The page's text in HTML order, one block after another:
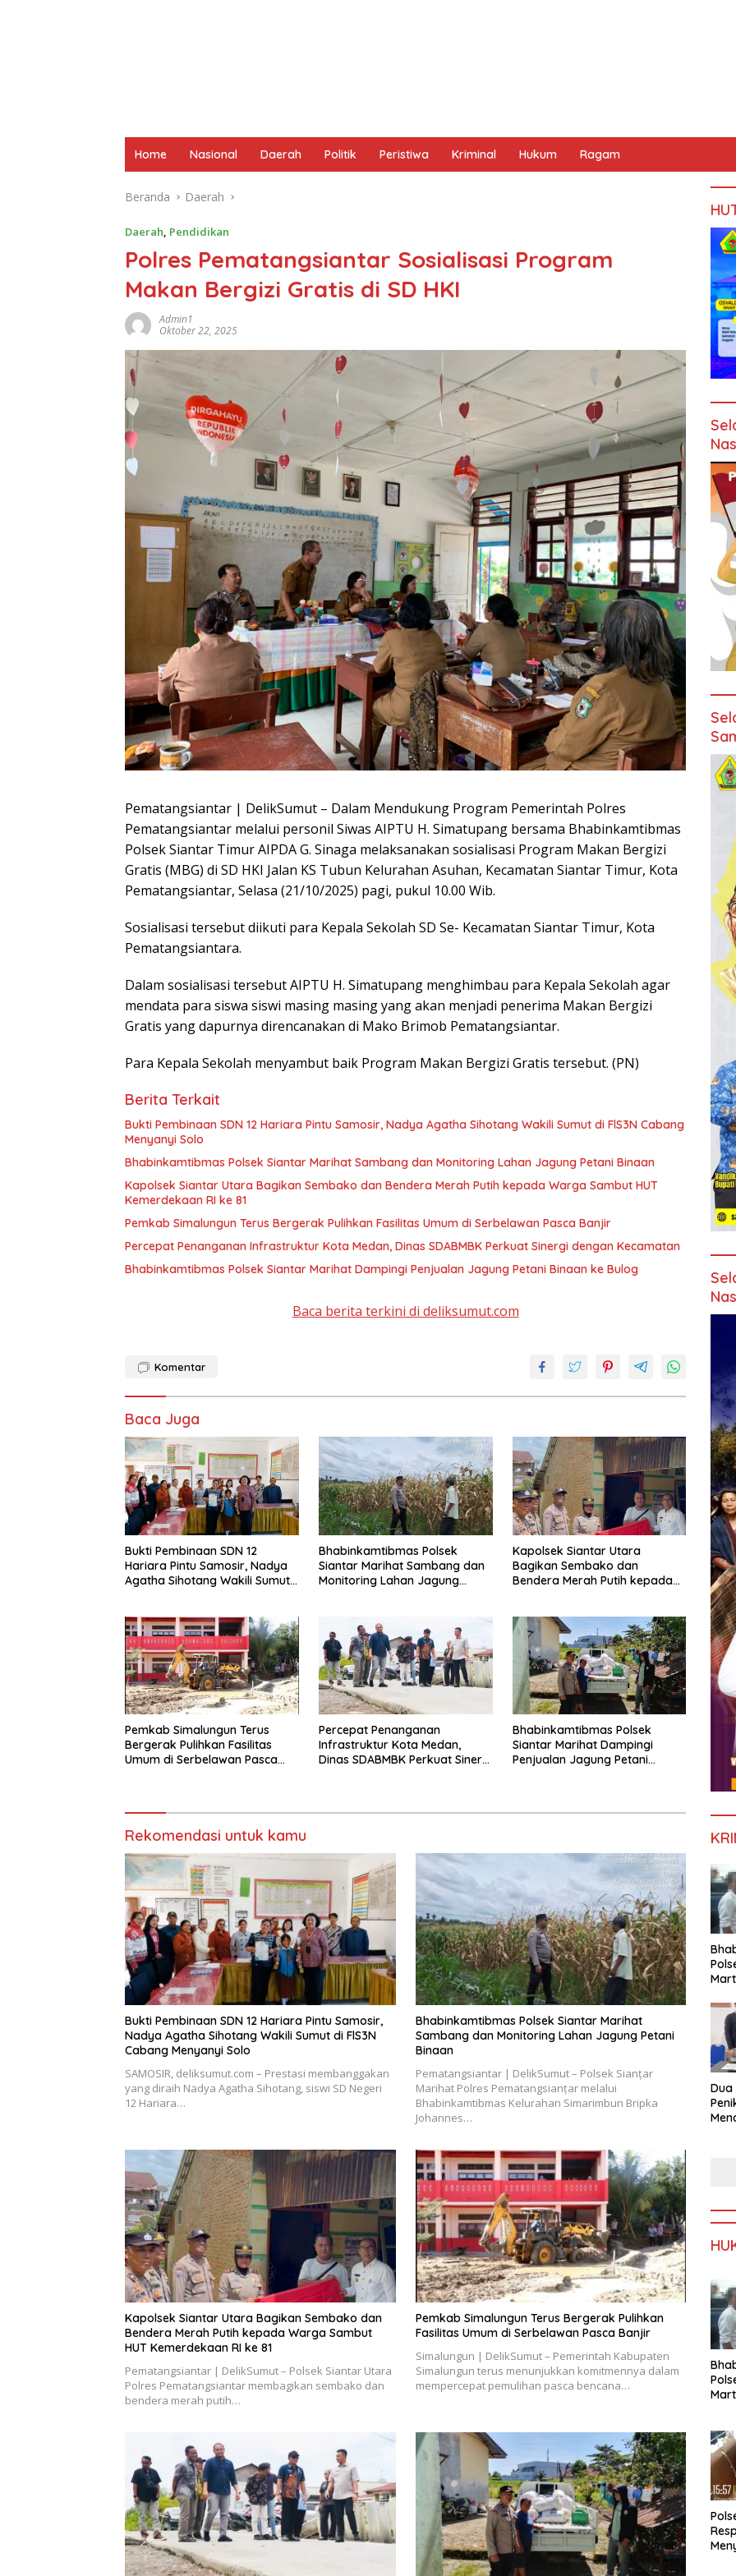
Home Nasional Daerah Politik Peristiwa Kriminal Hukum Ragam
Beranda Daerah
Daerah, Pendidikan
Polres Pematangsiantar Sosialisasi Program
Makan Bergizi Gratis di SD HKI
Admin1
Oktober 22, 2025
Pematangsiantar | DelikSumut – Dalam Mendukung Program Pemerintah Polres
Pematangsiantar melalui personil Siwas AIPTU H. Simatupang bersama Bhabinkamtibmas
Polsek Siantar Timur AIPDA G. Sinaga melaksanakan sosialisasi Program Makan Bergizi
Gratis (MBG) di SD HKI Jalan KS Tubun Kelurahan Asuhan, Kecamatan Siantar Timur, Kota
Pematangsiantar, Selasa (21/10/2025) pagi, pukul 10.00 Wib.
Sosialisasi tersebut diikuti para Kepala Sekolah SD Se- Kecamatan Siantar Timur, Kota
Pematangsiantara.
Dalam sosialisasi tersebut AIPTU H. Simatupang menghimbau para Kepala Sekolah agar
mendata para siswa siswi masing masing yang akan menjadi penerima Makan Bergizi
Gratis yang dapurnya direncanakan di Mako Brimob Pematangsiantar.
Para Kepala Sekolah menyambut baik Program Makan Bergizi Gratis tersebut. (PN)
Berita Terkait
Bukti Pembinaan SDN 12 Hariara Pintu Samosir, Nadya Agatha Sihotang Wakili Sumut di FlS3N Cabang
Menyanyi Solo
Bhabinkamtibmas Polsek Siantar Marihat Sambang dan Monitoring Lahan Jagung Petani Binaan
Kapolsek Siantar Utara Bagikan Sembako dan Bendera Merah Putih kepada Warga Sambut HUT
Kemerdekaan RI ke 81
Pemkab Simalungun Terus Bergerak Pulihkan Fasilitas Umum di Serbelawan Pasca Banjir
Percepat Penanganan Infrastruktur Kota Medan, Dinas SDABMBK Perkuat Sinergi dengan Kecamatan
Bhabinkamtibmas Polsek Siantar Marihat Dampingi Penjualan Jagung Petani Binaan ke Bulog
Baca berita terkini di deliksumut.com
Komentar
Baca Juga
Bukti Pembinaan SDN 12
Hariara Pintu Samosir, Nadya
Agatha Sihotang Wakili Sumut
Bhabinkamtibmas Polsek
Siantar Marihat Sambang dan
Monitoring Lahan Jagung
Kapolsek Siantar Utara
Bagikan Sembako dan
Bendera Merah Putih kepada
Pemkab Simalungun Terus
Bergerak Pulihkan Fasilitas
Umum di Serbelawan Pasca
Percepat Penanganan
Infrastruktur Kota Medan,
Dinas SDABMBK Perkuat Sinergi
Bhabinkamtibmas Polsek
Siantar Marihat Dampingi
Penjualan Jagung Petani
Rekomendasi untuk kamu
Bukti Pembinaan SDN 12 Hariara Pintu Samosir,
Nadya Agatha Sihotang Wakili Sumut di FlS3N
Cabang Menyanyi Solo
SAMOSIR, deliksumut.com – Prestasi membanggakan
yang diraih Nadya Agatha Sihotang, siswi SD Negeri
12 Hariara…
Bhabinkamtibmas Polsek Siantar Marihat
Sambang dan Monitoring Lahan Jagung Petani
Binaan
Pematangsiantar | DelikSumut – Polsek Sianțar
Marihat Polres Pematangsianțar melalui
Bhabinkamtibmas Kelurahan Simarimbun Bripka
Johannes…
Kapolsek Siantar Utara Bagikan Sembako dan
Bendera Merah Putih kepada Warga Sambut
HUT Kemerdekaan RI ke 81
Pematangsiantar | DelikSumut – Polsek Siantar Utara
Polres Pematangsiantar membagikan sembako dan
bendera merah putih…
Pemkab Simalungun Terus Bergerak Pulihkan
Fasilitas Umum di Serbelawan Pasca Banjir
Simalungun | DelikSumut – Pemerintah Kabupaten
Simalungun terus menunjukkan komitmennya dalam
mempercepat pemulihan pasca bencana…
Dua